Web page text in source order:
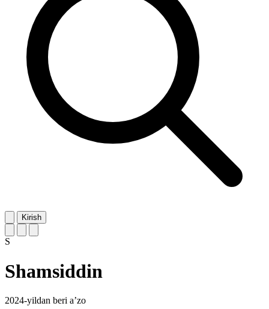
Kirish
S
Shamsiddin
2024-yildan beri a’zo